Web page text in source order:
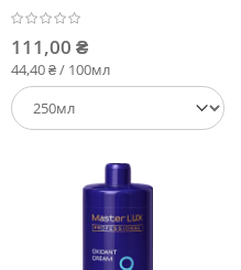
111,00 ₴
44,40 ₴ / 100мл